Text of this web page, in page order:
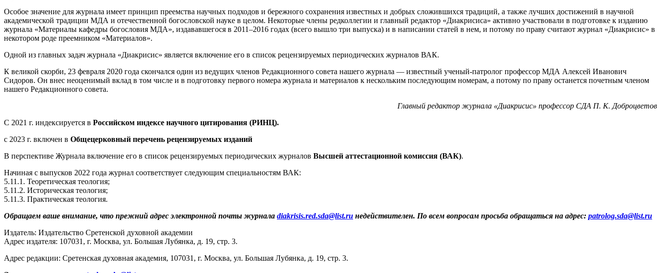
Особое значение для журнала имеет принцип преемства научных подходов и бережного сохранения известных и добрых сложившихся традиций, а также лучших достижений в научной
академической традиции МДА и отечественной богословской науке в целом. Некоторые члены редколлегии и главный редактор «Диакрисиса» активно участвовали в подготовке к изданию
журнала «Материалы кафедры богословия МДА», издававшегося в 2011–2016 годах (всего вышло три выпуска) и в написании статей в нем, и потому по праву считают журнал «Диакрисис» в
некотором роде преемником «Материалов».
Одной из главных задач журнала «Диакрисис» является включение его в список рецензируемых периодических журналов ВАК.
К великой скорби, 23 февраля 2020 года скончался один из ведущих членов Редакционного совета нашего журнала — известный ученый-патролог профессор МДА Алексей Иванович
Сидоров. Он внес неоценимый вклад в том числе и в подготовку первого номера журнала и материалов к нескольким последующим номерам, а потому по праву останется почетным членом
нашего Редакционного совета.
Главный редактор журнала «Диакрисис» профессор СДА П. К. Доброцветов
С 2021 г. индексируется в Российском индексе научного цитирования (РИНЦ).
с 2023 г. включен в Общецерковный перечень рецензируемых изданий
В перспективе Журнала включение его в список рецензируемых периодических журналов Высшей аттестационной комиссия (ВАК).
Начиная с выпусков 2022 года журнал соответствует следующим специальностям ВАК:
5.11.1. Теоретическая теология;
5.11.2. Историческая теология;
5.11.3. Практическая теология.
Обращаем ваше внимание, что прежний адрес электронной почты журнала diakrisis.red.sda@list.ru недействителен. По всем вопросам просьба обращаться на адрес: patrolog.sda@list.ru
Издатель: Издательство Сретенской духовной академии
Адрес издателя: 107031, г. Москва, ул. Большая Лубянка, д. 19, стр. 3.
Адрес редакции: Сретенская духовная академия, 107031, г. Москва, ул. Большая Лубянка, д. 19, стр. 3.